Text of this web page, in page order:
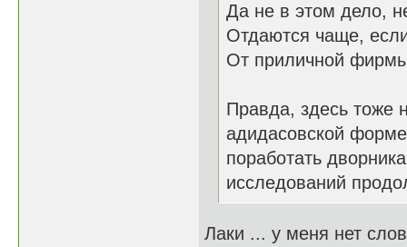
Да не в этом дело,
Отдаются чаще,
От приличной
Правда, здесь тоже
адидасовской
поработать
исследований
Лаки ... у меня нет